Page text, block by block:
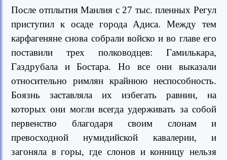
После отплытия Манлия с 27 тыс. пленных Регул
приступил к осаде города Адиса. Между тем
карфагеняне снова собрали войско и во главе его
поставили трех полководцев: Гамилькара,
Газдрубала и Бостара. Но все они выказали
относительно римлян крайнюю неспособность.
Боязнь заставляла их избегать равнин, на
которых они могли всегда удерживать за собой
первенство благодаря своим слонам и
превосходной нумидийской кавалерии, и
загоняла в горы, где слонов и конницу нельзя